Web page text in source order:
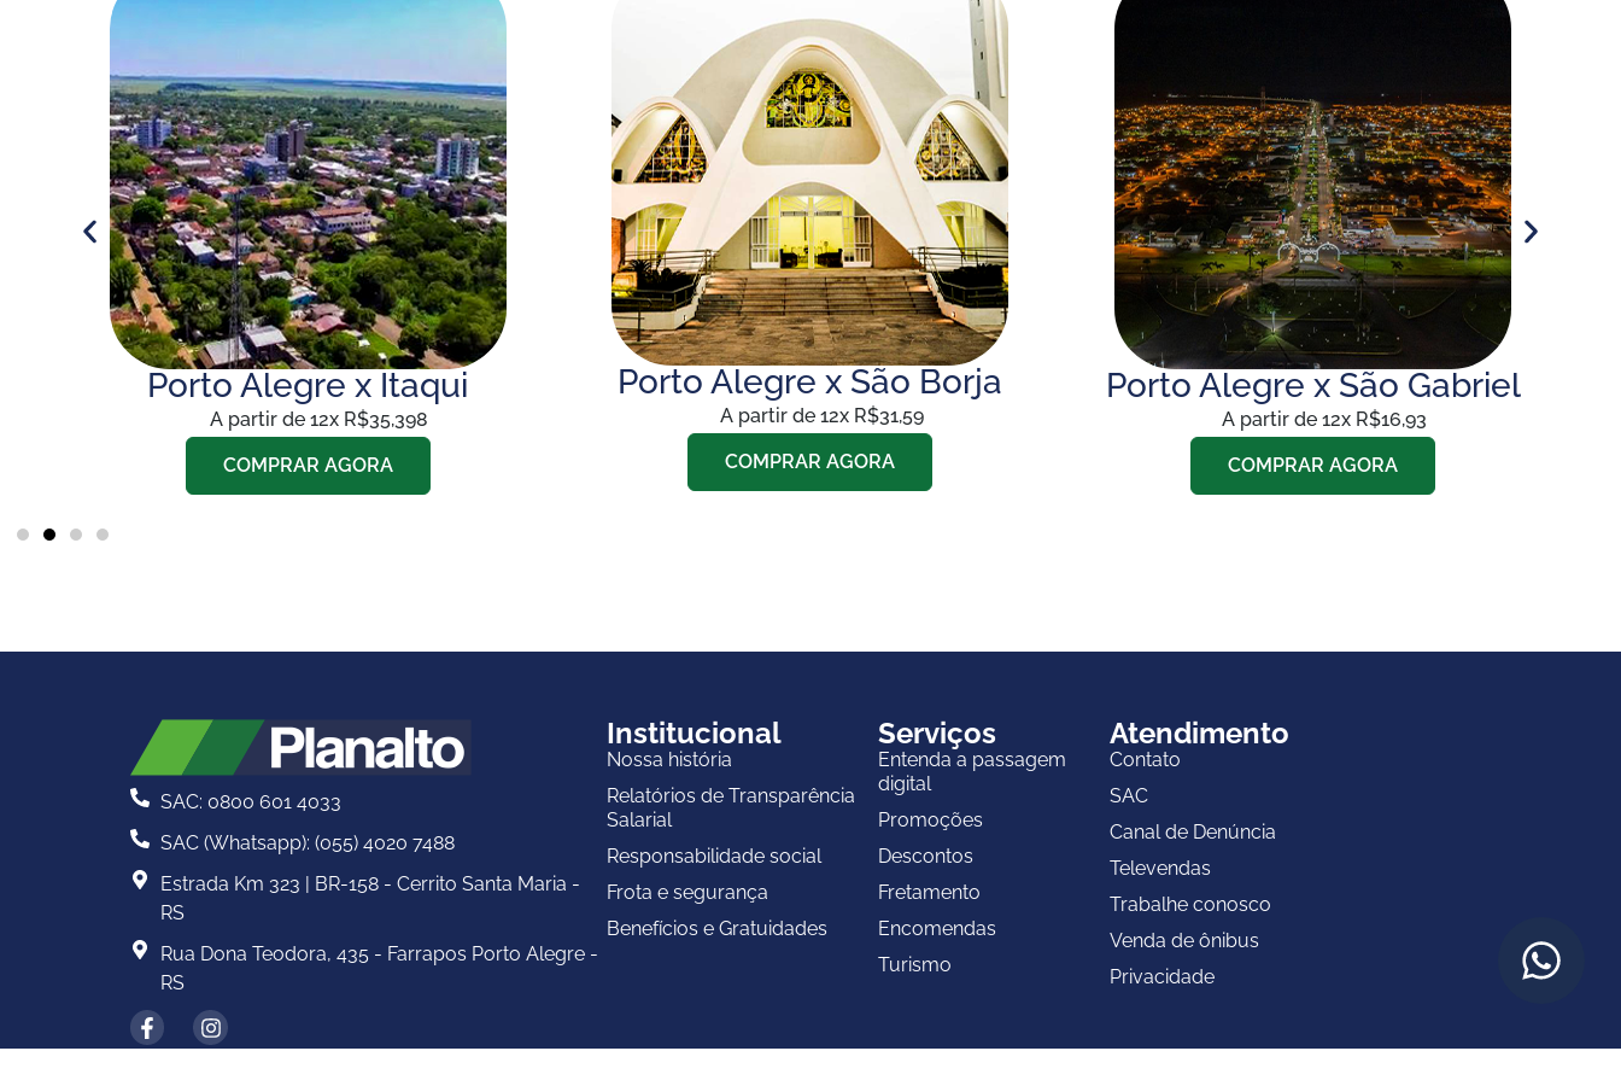
Porto Alegre x Itaqui
A partir de 12x R$35,398
COMPRAR AGORA
Porto Alegre x São Borja
A partir de 12x R$31,59
COMPRAR AGORA
Porto Alegre x São Gabriel
A partir de 12x R$16,93
COMPRAR AGORA
SAC: 0800 601 4033
SAC (Whatsapp): (055) 4020 7488
Estrada Km 323 | BR-158 - Cerrito Santa Maria -
RS
Rua Dona Teodora, 435 - Farrapos Porto Alegre -
RS
Institucional
Nossa história
Relatórios de Transparência
Salarial
Responsabilidade social
Frota e segurança
Benefícios e Gratuidades
Serviços
Entenda a passagem
digital
Promoções
Descontos
Fretamento
Encomendas
Turismo
Atendimento
Contato
SAC
Canal de Denúncia
Televendas
Trabalhe conosco
Venda de ônibus
Privacidade